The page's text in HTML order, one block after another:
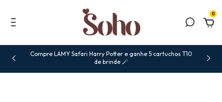
0
Compre LAMY Safari Harry Potter e ganhe 5 cartuchos T10
de brinde 🪄